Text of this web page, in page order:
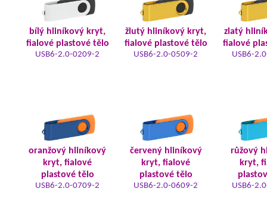
bílý hliníkový kryt,
fialové plastové tělo
USB6-2.0-0209-2
žlutý hliníkový kryt,
fialové plastové tělo
USB6-2.0-0509-2
zlatý
fialové
USB6-
oranžový hliníkový
kryt, fialové
plastové tělo
USB6-2.0-0709-2
červený hliníkový
kryt, fialové
plastové tělo
USB6-2.0-0609-2
růžový
kryt,
USB6-